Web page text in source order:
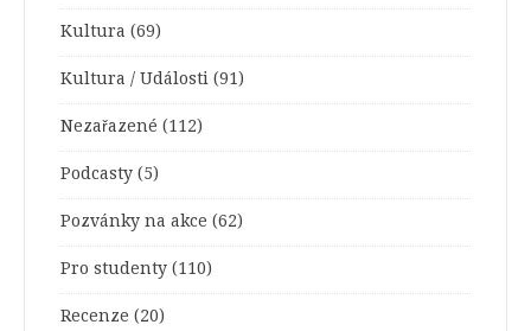
Kultura (69)
Kultura / Události (91)
Nezařazené (112)
Podcasty (5)
Pozvánky na akce (62)
Pro studenty (110)
Recenze (20)